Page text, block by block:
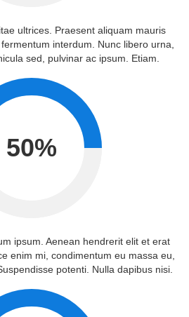
ultrices. Praesent aliquam mauris
interdum. Nunc libero urna,
sed, pulvinar ac ipsum. Etiam.
50%
ipsum. Aenean hendrerit elit et erat
enim mi, condimentum eu massa eu,
potenti. Nulla dapibus nisi.